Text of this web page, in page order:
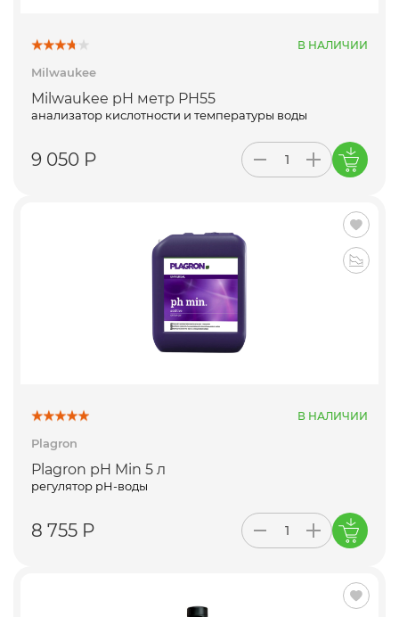
В НАЛИЧИИ
Milwaukee
Milwaukee pH метр PH55
анализатор кислотности и температуры воды
9 050 Р
В НАЛИЧИИ
Plagron
Plagron pH Min 5 л
регулятор pH-воды
8 755 Р